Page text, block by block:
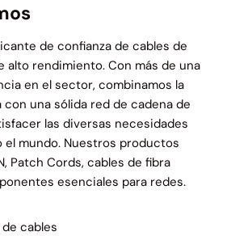
de confianza de cables de
alto rendimiento. Con más de una
en el sector, combinamos la
una sólida red de cadena de
las diversas necesidades
mundo. Nuestros productos
Patch Cords, cables de fibra
esenciales para redes.
cables